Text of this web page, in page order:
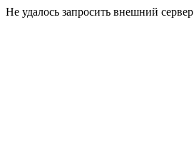
Не удалось запросить внешний сервер